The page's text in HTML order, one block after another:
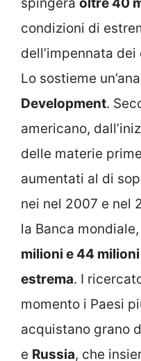
spingerà oltre 40
condizioni di
dell’impennata
Lo sostieme
Development.
americano,
delle materie
aumentati al di
nei nel 2007 e nel
la Banca mondiale,
milioni e 44
estrema. I
momento i Paesi
acquistano grano
e Russia, che